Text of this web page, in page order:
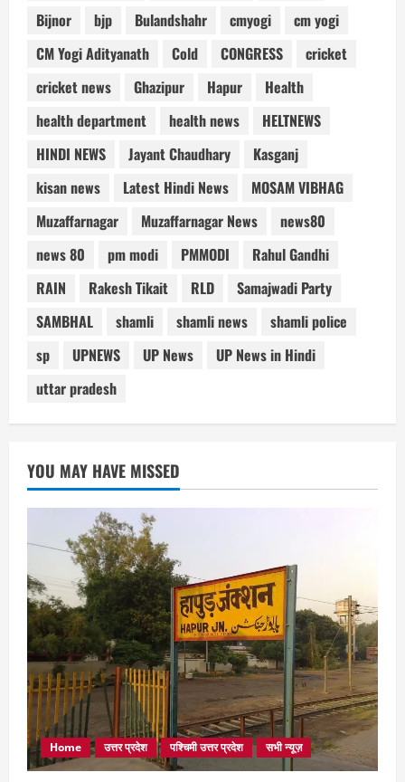
Bijnor
bjp Bulandshahr cmyogi
cm yogi
CM Yogi Adityanath
Cold CONGRESS
cricket
cricket news
Ghazipur Hapur
Health
health department
health news
HELTNEWS
HINDI NEWS
Jayant Chaudhary
Kasganj
kisan news
Latest Hindi News
MOSAM VIBHAG
Muzaffarnagar
Muzaffarnagar News
news80
news 80
pm modi PMMODI
Rahul Gandhi
RAIN
Rakesh Tikait RLD
Samajwadi Party
SAMBHAL
shamli shamli news
shamli police
sp
UPNEWS UP News
UP News in Hindi
uttar pradesh
YOU MAY HAVE MISSED
Home उत्तर प्रदेश पश्चिमी उत्तर प्रदेश सभी न्यूज़